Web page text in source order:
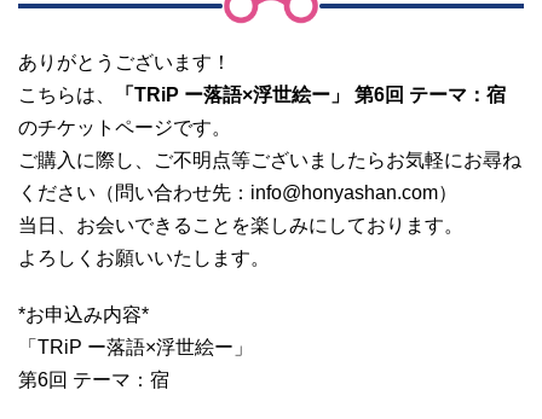
ありがとうございます！
こちらは、
「TRiP ー落語×浮世絵ー」 第6回 テーマ：宿
のチケットページです。
ご購入に際し、ご不明点等ございましたらお気軽にお尋ね
ください（問い合わせ先：info@honyashan.com）
当日、お会いできることを楽しみにしております。
よろしくお願いいたします。
*お申込み内容*
「TRiP ー落語×浮世絵ー」
第6回 テーマ：宿